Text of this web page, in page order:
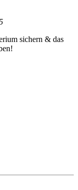
sichern & das